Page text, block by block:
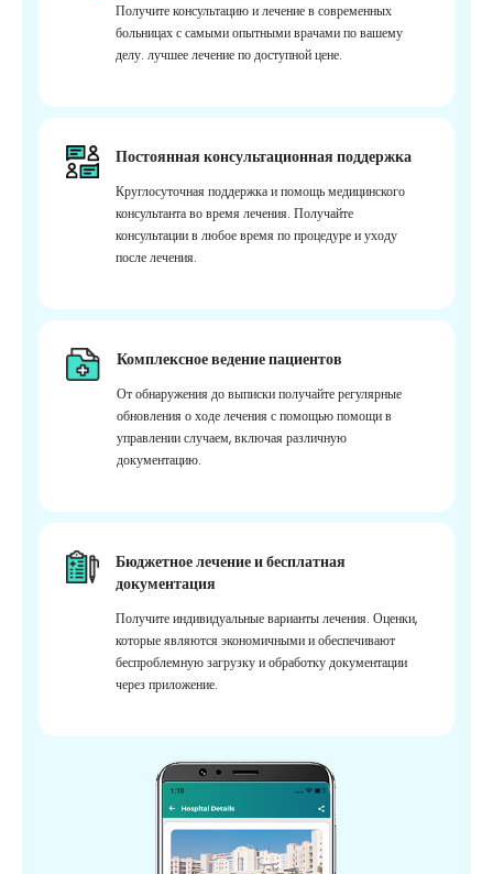
Получите консультацию и лечение в современных
больницах с самыми опытными врачами по вашему
делу. лучшее лечение по доступной цене.
Постоянная консультационная поддержка
Круглосуточная поддержка и помощь медицинского
консультанта во время лечения. Получайте
консультации в любое время по процедуре и уходу
после лечения.
Комплексное ведение пациентов
От обнаружения до выписки получайте регулярные
обновления о ходе лечения с помощью помощи в
управлении случаем, включая различную
документацию.
Бюджетное лечение и бесплатная
документация
Получите индивидуальные варианты лечения. Оценки,
которые являются экономичными и обеспечивают
беспроблемную загрузку и обработку документации
через приложение.